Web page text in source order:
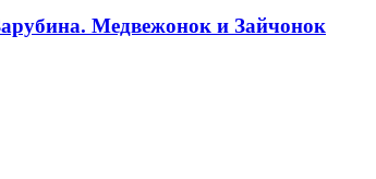
Медвежонок и Зайчонок